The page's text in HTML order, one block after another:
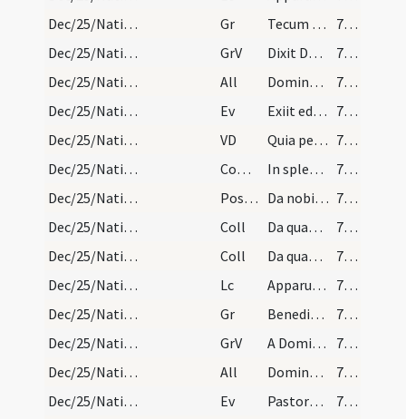
Dec/25/Nativitas/M1/Mass Propers
Gr Tecum principium in die virtutis tuae
73 (2r)
Dec/25/Nativitas/M1/Mass Propers
GrV Dixit Dominus Domino meo
73 (2r)
Dec/25/Nativitas/M1/Mass Propers
All Dominus dixit ad me
73 (2r)
Dec/25/Nativitas/M1/Mass Propers
Ev Exiit edictum a Caesare Augusto
73 (2r)
Dec/25/Nativitas/M1/Mass Propers
VD Quia per incarnati
74 (2v)
Dec/25/Nativitas/M1/Mass Propers
Comm In splendoribus sanctorum
74 (2v)
Dec/25/Nativitas/M1/Mass Propers
Postcomm Da nobis quaesumus Domine Deus noster ut qui nativitatem
74 (2v)
Dec/25/Nativitas/M2/Mass Propers/1
Coll Da quaesumus omnipotens Deus ut qui nova incarnati Verbi tui
74 (2v)
Dec/25/Nativitas/M2/Mass Propers/2
Coll Da quaesumus omnipotens Deus ut qui beatae Anastasiae
74 (2v)
Dec/25/Nativitas/M2/Mass Propers
Lc Apparuit benignitas et humanitas Salvatoris nostri Dei
74 (2v)
Dec/25/Nativitas/M2/Mass Propers
Gr Benedictus qui venit in nomine Domini
74 (2v)
Dec/25/Nativitas/M2/Mass Propers
GrV A Domino factum est istud
74 (2v)
Dec/25/Nativitas/M2/Mass Propers
All Dominus regnavit decorem induit
74 (2v)
Dec/25/Nativitas/M2/Mass Propers
Ev Pastores loquebantur ad invicem
75 (3r)